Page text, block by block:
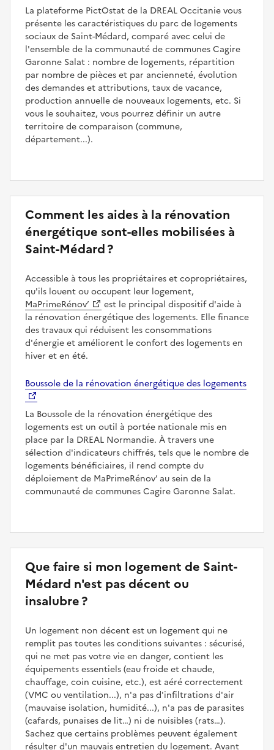
La plateforme PictOstat de la DREAL Occitanie vous
présente les caractéristiques du parc de logements
sociaux de Saint-Médard, comparé avec celui de
l'ensemble de la communauté de communes Cagire
Garonne Salat : nombre de logements, répartition
par nombre de pièces et par ancienneté, évolution
des demandes et attributions, taux de vacance,
production annuelle de nouveaux logements, etc. Si
vous le souhaitez, vous pourrez définir un autre
territoire de comparaison (commune,
département...).
Comment les aides à la rénovation
énergétique sont-elles mobilisées à
Saint-Médard ?
Accessible à tous les propriétaires et copropriétaires,
qu'ils louent ou occupent leur logement,
MaPrimeRénov’
est le principal dispositif d'aide à
la rénovation énergétique des logements. Elle finance
des travaux qui réduisent les consommations
d'énergie et améliorent le confort des logements en
hiver et en été.
Boussole de la rénovation énergétique des logements
La Boussole de la rénovation énergétique des
logements est un outil à portée nationale mis en
place par la DREAL Normandie. À travers une
sélection d'indicateurs chiffrés, tels que le nombre de
logements bénéficiaires, il rend compte du
déploiement de MaPrimeRénov’ au sein de la
communauté de communes Cagire Garonne Salat.
Que faire si mon logement de Saint-
Médard n'est pas décent ou
insalubre ?
Un logement non décent est un logement qui ne
remplit pas toutes les conditions suivantes : sécurisé,
qui ne met pas votre vie en danger, contient les
équipements essentiels (eau froide et chaude,
chauffage, coin cuisine, etc.), est aéré correctement
(VMC ou ventilation...), n'a pas d'infiltrations d'air
(mauvaise isolation, humidité...), n'a pas de parasites
(cafards, punaises de lit…) ni de nuisibles (rats…).
Sachez que certains problèmes peuvent également
résulter d'un mauvais entretien du logement. Avant